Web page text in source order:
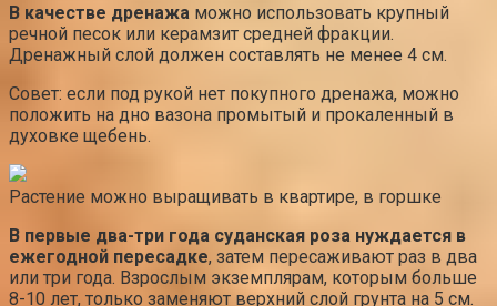
В качестве дренажа можно использовать крупный
речной песок или керамзит средней фракции.
Дренажный слой должен составлять не менее 4 см.
Совет: если под рукой нет покупного дренажа, можно
положить на дно вазона промытый и прокаленный в
духовке щебень.
Растение можно выращивать в квартире, в горшке
В первые два-три года суданская роза нуждается в
ежегодной пересадке, затем пересаживают раз в два
или три года. Взрослым экземплярам, которым больше
8-10 лет, только заменяют верхний слой грунта на 5 см.